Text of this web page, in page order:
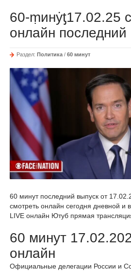
60-ṃинẏƫ17.02.25
онлайн последний
Раздел: Политика / 60 минут
60 минут последний выпуск от
смотреть онлайн сегодня дневной
LIVE онлайн Ютуб прямая
60 минут
онлайн
Официальные делегации России и